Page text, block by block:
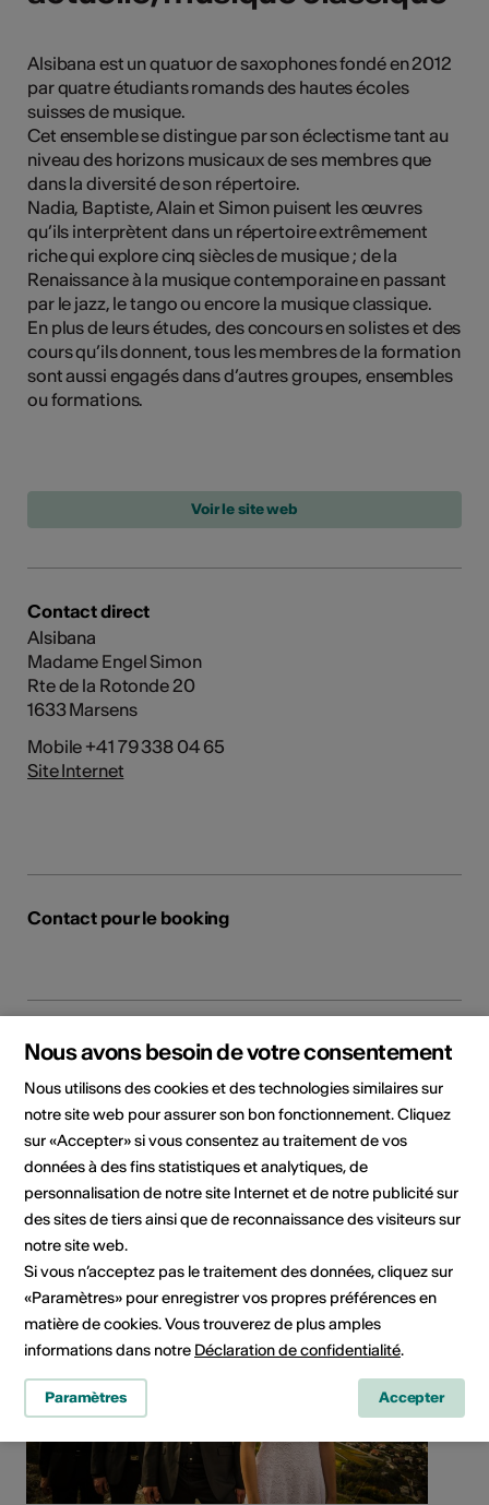
Alsibana est un quatuor de saxophones fondé en 2012
par quatre étudiants romands des hautes écoles
suisses de musique.
Cet ensemble se distingue par son éclectisme tant au
niveau des horizons musicaux de ses membres que
dans la diversité de son répertoire.
Nadia, Baptiste, Alain et Simon puisent les œuvres
qu’ils interprètent dans un répertoire extrêmement
riche qui explore cinq siècles de musique ; de la
Renaissance à la musique contemporaine en passant
par le jazz, le tango ou encore la musique classique.
En plus de leurs études, des concours en solistes et des
cours qu’ils donnent, tous les membres de la formation
sont aussi engagés dans d’autres groupes, ensembles
ou formations.
Contact direct
Alsibana
Madame Engel Simon
Rte de la Rotonde 20
1633 Marsens
Mobile +41 79 338 04 65
Site Internet
Contact pour le booking
Réseaux sociaux
Partager le collectif d'artistes
Nous avons besoin de votre consentement
Nous utilisons des cookies et des technologies similaires sur
notre site web pour assurer son bon fonctionnement. Cliquez
sur «Accepter» si vous consentez au traitement de vos
données à des fins statistiques et analytiques, de
personnalisation de notre site Internet et de notre publicité sur
des sites de tiers ainsi que de reconnaissance des visiteurs sur
notre site web.
Si vous n’acceptez pas le traitement des données, cliquez sur
«Paramètres» pour enregistrer vos propres préférences en
matière de cookies. Vous trouverez de plus amples
informations dans notre Déclaration de confidentialité.
Paramètres Accepter